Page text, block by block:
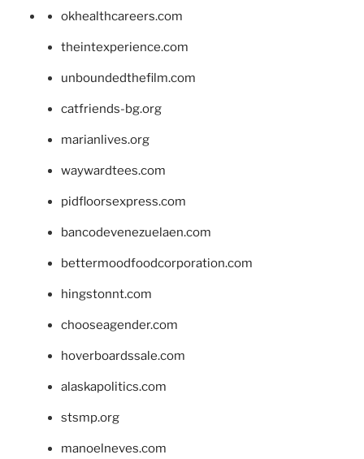
okhealthcareers.com
theintexperience.com
unboundedthefilm.com
catfriends-bg.org
marianlives.org
waywardtees.com
pidfloorsexpress.com
bancodevenezuelaen.com
bettermoodfoodcorporation.com
hingstonnt.com
chooseagender.com
hoverboardssale.com
alaskapolitics.com
stsmp.org
manoelneves.com